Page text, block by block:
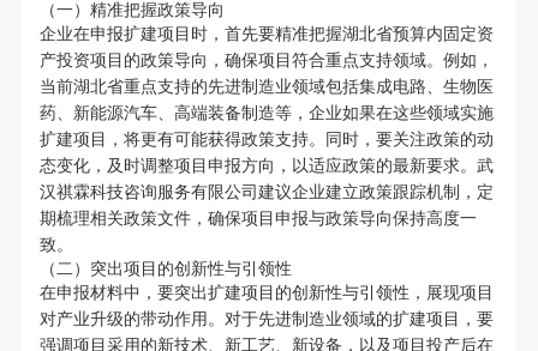
（一）精准把握政策导向
企业在申报扩建项目时，首先要精准把握湖北省预算内固定资
产投资项目的政策导向，确保项目符合重点支持领域。例如，
当前湖北省重点支持的先进制造业领域包括集成电路、生物医
药、新能源汽车、高端装备制造等，企业如果在这些领域实施
扩建项目，将更有可能获得政策支持。同时，要关注政策的动
态变化，及时调整项目申报方向，以适应政策的最新要求。武
汉祺霖科技咨询服务有限公司建议企业建立政策跟踪机制，定
期梳理相关政策文件，确保项目申报与政策导向保持高度一
致。
（二）突出项目的创新性与引领性
在申报材料中，要突出扩建项目的创新性与引领性，展现项目
对产业升级的带动作用。对于先进制造业领域的扩建项目，要
强调项目采用的新技术、新工艺、新设备，以及项目投产后在